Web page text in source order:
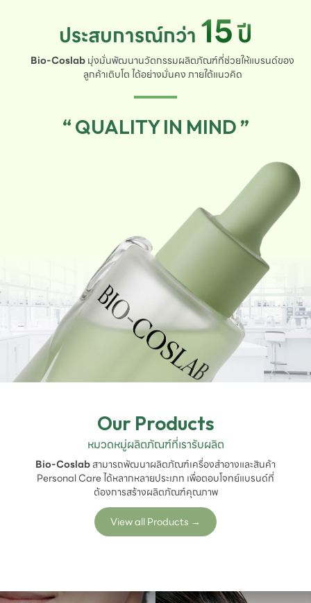
ประสบการณ์กว่า 15ปี
Bio-Coslabมุ่งมั่นพัฒนานวัตกรรมผลิตภัณฑ์ที่ช่วยให้แบรนด์ของ
ลูกค้าเติบโต ได้อย่างมั่นคง ภายใต้แนวคิด
“ QUALITY IN MIND ”
Our Products
หมวดหมู่ผลิตภัณฑ์ที่เรารับผลิต
Bio-Coslabสามารถพัฒนาผลิตภัณฑ์เครื่องสำอางและสินค้า
Personal Care ได้หลากหลายประเภท เพื่อตอบโจทย์แบรนด์ที่
ต้องการสร้างผลิตภัณฑ์คุณภาพ
View all Products →